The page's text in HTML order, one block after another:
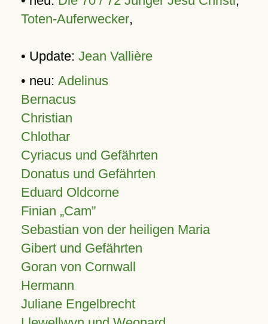
Toten-Auferwecker,
• Update: Jean Vallière
• neu: Adelinus
Bernacus
Christian
Chlothar
Cyriacus und Gefährten
Donatus und Gefährten
Eduard Oldcorne
Finian Cam
Sebastian von der heiligen Maria
Gibert und Gefährten
Goran von Cornwall
Hermann
Juliane Engelbrecht